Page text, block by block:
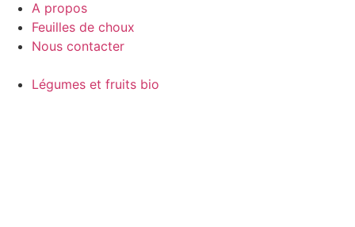
A propos
Feuilles de choux
Nous contacter
Légumes et fruits bio